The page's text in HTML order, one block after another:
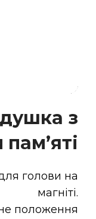
з
голови на
магніті.
положення